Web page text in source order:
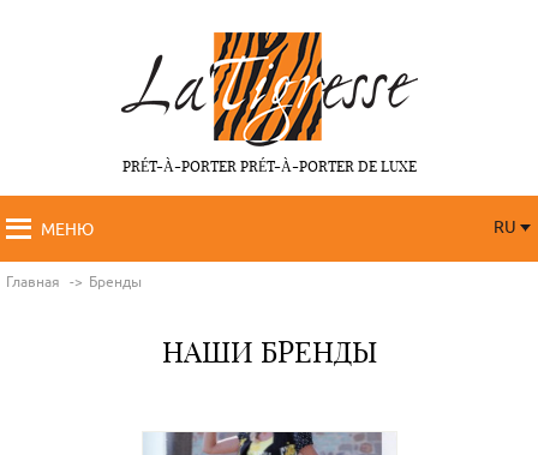
PRÉT-À-PORTER PRÉT-À-PORTER DE LUXE
МЕНЮ
RU
Главная Бренды
НАШИ БРЕНДЫ